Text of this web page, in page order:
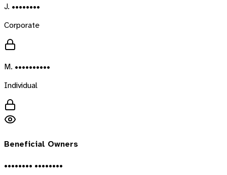
J. ••••••••
Corporate
M. ••••••••••
Individual
Beneficial Owners
•••••••• ••••••••